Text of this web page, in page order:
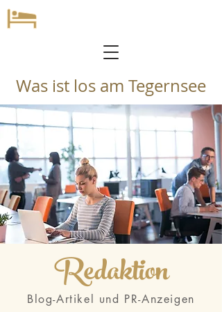
Was ist los am Tegernsee
Redaktion
Blog-Artikel und PR-Anzeigen